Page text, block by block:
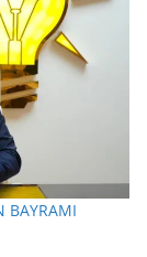
BAYRAMI